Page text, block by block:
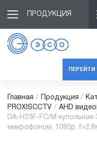
ПРОДУКЦИЯ
ПЕРЕЙТИ
Главная / Продукция /
PROXISCCTV / AHD
DA-H23F-FC/M купольная
микрофоном, 1080p,